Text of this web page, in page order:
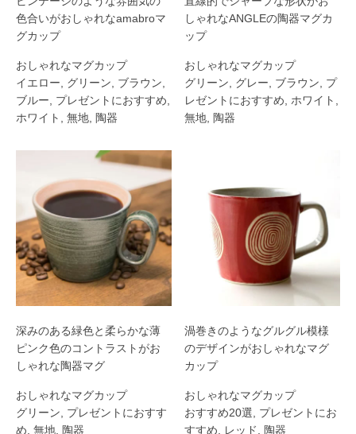
色合いがおしゃれなamabroマ
グカップ
おしゃれなマグカップ
イエロー
グリーン ブラウン
ブルー
プレゼントにおすすめ
ホワイト
無地 陶器
しゃれなANGLEの陶器マグカ
ップ
おしゃれなマグカップ
グリーン
グレー ブラウン
プ
レゼントにおすすめ
ホワイト
無地
陶器
深みのある緑色と柔らかな薄
ピンク色のコントラストがお
しゃれな陶器マグ
おしゃれなマグカップ
グリーン
プレゼントにおすす
め 無地 陶器
渦巻きのようなグルグル模様
のデザインがおしゃれなマグ
カップ
おしゃれなマグカップ
おすすめ20選
プレゼントにお
すすめ
レッド 陶器